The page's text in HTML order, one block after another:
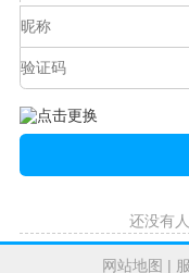
还没有
网站地图 |